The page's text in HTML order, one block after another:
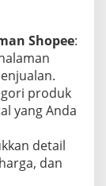
Shopee:
produk
yang Anda
detail
dan